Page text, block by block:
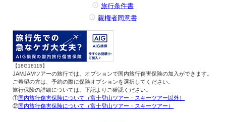
旅行条件書
親権者同意書
【18G18115】
JAMJAMツアーの旅行では、オプションで国内旅行傷害保険の加入ができます。
ご希望の方は、予約の際に保険オプションを選択してください。
旅行保険の詳細については、下記よりご確認ください。
①国内旅行傷害保険について（富士登山ツアー・スキーツアー以外）
②国内旅行傷害保険について（富士登山ツアー・スキーツアー）